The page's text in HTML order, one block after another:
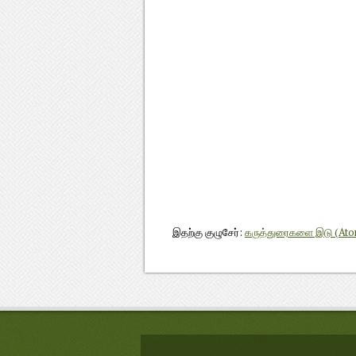
இதற்கு குழுசேர்: கருத்துரைகளை இடு